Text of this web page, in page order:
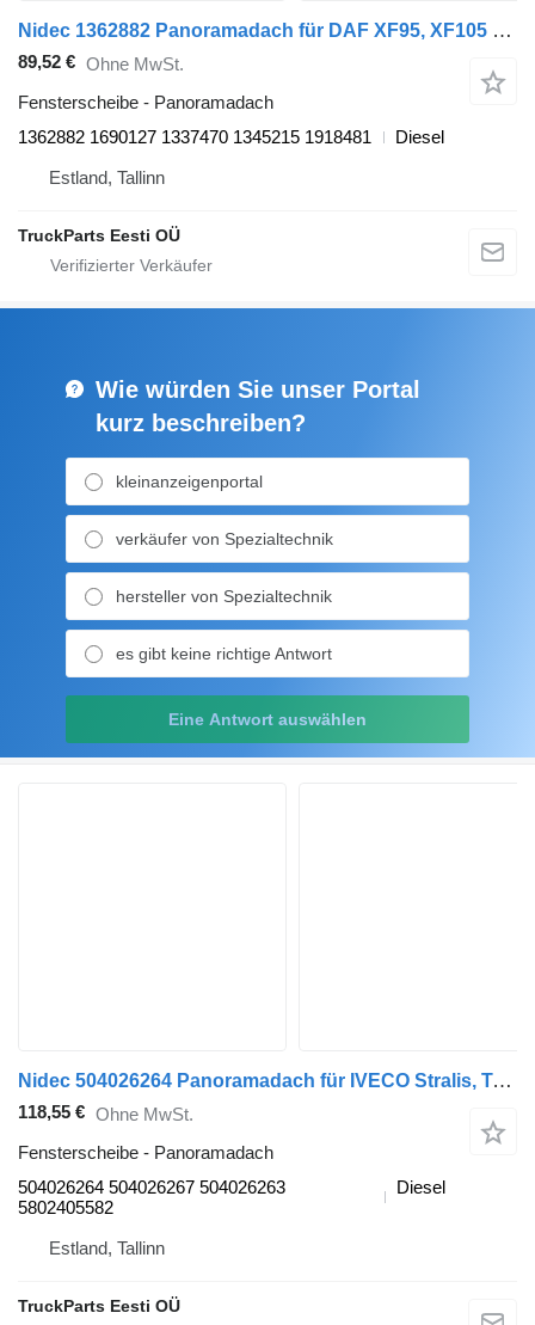
Nidec 1362882 Panoramadach für DAF XF95, XF105 (2001-2014) Sattelzugmaschine
89,52 € Ohne MwSt.
Fensterscheibe - Panoramadach
1362882 1690127 1337470 1345215 1918481
Diesel
Estland, Tallinn
TruckParts Eesti OÜ
Wie würden Sie unser Portal
kurz beschreiben?
kleinanzeigenportal
verkäufer von Spezialtechnik
hersteller von Spezialtechnik
es gibt keine richtige Antwort
Eine Antwort auswählen
Nidec 504026264 Panoramadach für IVECO Stralis, Trakker (2002-) Sattelzugmaschine
118,55 € Ohne MwSt.
Fensterscheibe - Panoramadach
504026264 504026267 504026263
5802405582
Diesel
Estland, Tallinn
TruckParts Eesti OÜ